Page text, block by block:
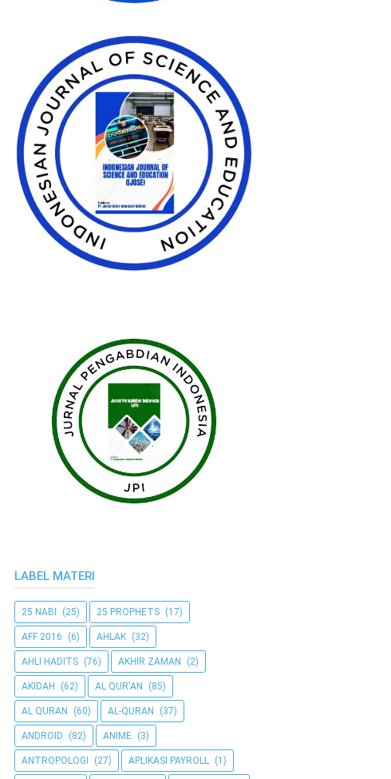
LABEL MATERI
25 NABI (25) 25 PROPHETS (17)
AFF 2016 (6) AHLAK (32)
AHLI HADITS (76) AKHIR ZAMAN (2)
AKIDAH (62) AL QUR'AN (85)
AL QURAN (60) AL-QURAN (37)
ANDROID (82) ANIME (3)
ANTROPOLOGI (27) APLIKASI PAYROLL (1)